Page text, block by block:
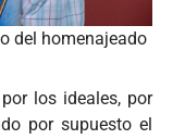
del homenajeado
los ideales, por
por supuesto el